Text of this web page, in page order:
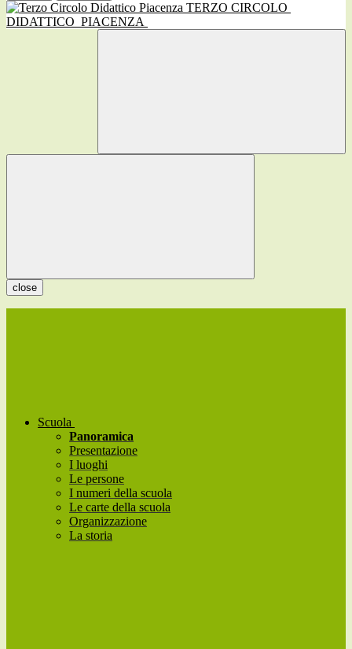
TERZO CIRCOLO
DIDATTICO PIACENZA
close
Scuola
Panoramica
Presentazione
I luoghi
Le persone
I numeri della scuola
Le carte della scuola
Organizzazione
La storia